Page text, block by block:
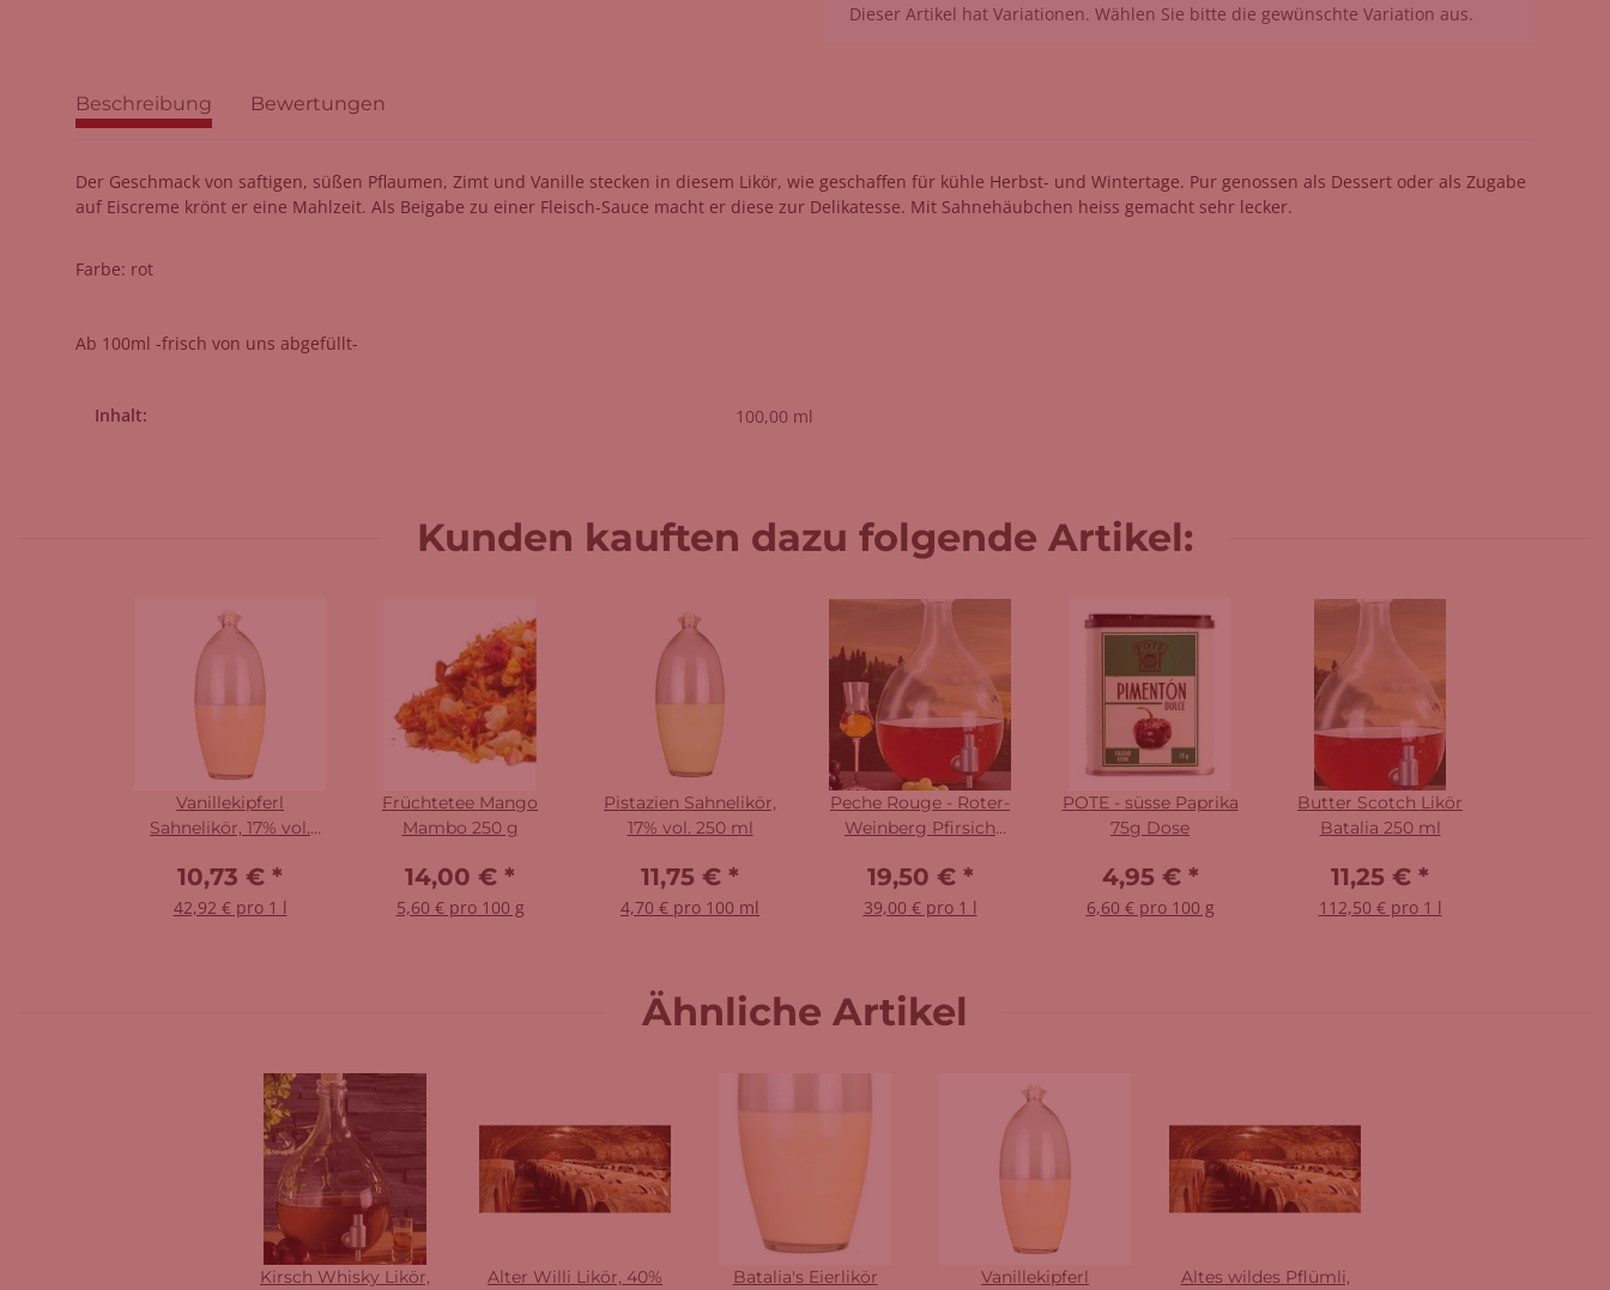
x
Dieser Artikel hat Variationen. Wählen Sie bitte die gewünschte Variation aus.
Beschreibung Bewertungen
Der Geschmack von saftigen, süßen Pflaumen, Zimt und Vanille stecken in diesem Likör, wie geschaffen für kühle Herbst- und Wintertage. Pur genossen als Dessert oder als Zugabe
auf Eiscreme krönt er eine Mahlzeit. Als Beigabe zu einer Fleisch-Sauce macht er diese zur Delikatesse. Mit Sahnehäubchen heiss gemacht sehr lecker.
Farbe: rot
Ab 100ml -frisch von uns abgefüllt-
Produkteigenschaft
Wert
Inhalt: 100,00 ml
Kunden kauften dazu folgende Artikel:
Vanillekipferl
Sahnelikör, 17% vol.
10,73 € *
42,92 € pro 1 l
Früchtetee Mango
Mambo 250 g
14,00 € *
5,60 € pro 100 g
Pistazien Sahnelikör,
17% vol. 250 ml
11,75 € *
4,70 € pro 100 ml
Peche Rouge - Roter-
Weinberg Pfirsich
19,50 € *
39,00 € pro 1 l
POTE - süsse Paprika
75g Dose
4,95 € *
6,60 € pro 100 g
Butter Scotch Likör
Batalia 250 ml
11,25 € *
112,50 € pro 1 l
Ähnliche Artikel
Kirsch Whisky Likör,
Alter Willi Likör, 40%
Batalia's Eierlikör
Vanillekipferl
Altes wildes Pflümli,